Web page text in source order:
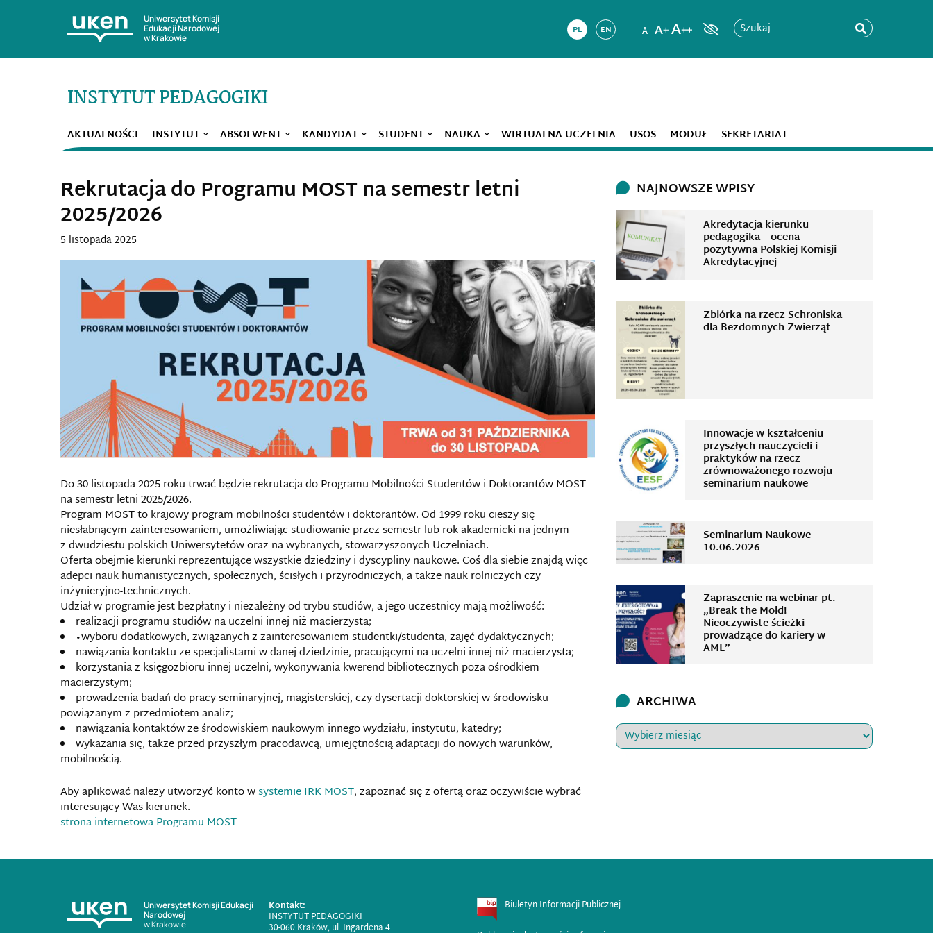
Uniwersytet Komisji
Edukacji Narodowej
w Krakowie
PL EN Szukaj
INSTYTUT PEDAGOGIKI
AKTUALNOŚCI INSTYTUT ABSOLWENT KANDYDAT STUDENT NAUKA WIRTUALNA UCZELNIA USOS MODUŁ SEKRETARIAT
Rekrutacja do Programu MOST na semestr letni
2025/2026
5 listopada 2025
Do 30 listopada 2025 roku trwać będzie rekrutacja do Programu Mobilności Studentów i Doktorantów MOST
na semestr letni 2025/2026.
Program MOST to krajowy program mobilności studentów i doktorantów. Od 1999 roku cieszy się
niesłabnącym zainteresowaniem, umożliwiając studiowanie przez semestr lub rok akademicki na jednym
z dwudziestu polskich Uniwersytetów oraz na wybranych, stowarzyszonych Uczelniach.
Oferta obejmie kierunki reprezentujące wszystkie dziedziny i dyscypliny naukowe. Coś dla siebie znajdą więc
adepci nauk humanistycznych, społecznych, ścisłych i przyrodniczych, a także nauk rolniczych czy
inżynieryjno-technicznych.
Udział w programie jest bezpłatny i niezależny od trybu studiów, a jego uczestnicy mają możliwość:
realizacji programu studiów na uczelni innej niż macierzysta;
•wyboru dodatkowych, związanych z zainteresowaniem studentki/studenta, zajęć dydaktycznych;
nawiązania kontaktu ze specjalistami w danej dziedzinie, pracującymi na uczelni innej niż macierzysta;
korzystania z księgozbioru innej uczelni, wykonywania kwerend bibliotecznych poza ośrodkiem
macierzystym;
prowadzenia badań do pracy seminaryjnej, magisterskiej, czy dysertacji doktorskiej w środowisku
powiązanym z przedmiotem analiz;
nawiązania kontaktów ze środowiskiem naukowym innego wydziału, instytutu, katedry;
wykazania się, także przed przyszłym pracodawcą, umiejętnością adaptacji do nowych warunków,
mobilnością.
Aby aplikować należy utworzyć konto wsystemie IRK MOST, zapoznać się z ofertą oraz oczywiście wybrać
interesujący Was kierunek.
strona internetowa Programu MOST
NAJNOWSZE WPISY
Akredytacja kierunku
pedagogika – ocena
pozytywna Polskiej Komisji
Akredytacyjnej
Zbiórka na rzecz Schroniska
dla Bezdomnych Zwierząt
Innowacje w kształceniu
przyszłych nauczycieli i
praktyków na rzecz
zrównoważonego rozwoju –
seminarium naukowe
Seminarium Naukowe
10.06.2026
Zapraszenie na webinar pt.
„Break the Mold!
Nieoczywiste ścieżki
prowadzące do kariery w
AML”
ARCHIWA
Uniwersytet Komisji Edukacji
Narodowej
w Krakowie
Kontakt:
INSTYTUT PEDAGOGIKI
30-060 Kraków, ul. Ingardena 4
Biuletyn Informacji Publicznej